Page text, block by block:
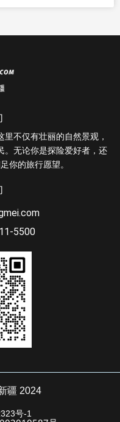
不仅有壮丽的自然景观，
。无论你是探险爱好者，还
你的旅行愿望。
5500
疆 2024
号-1